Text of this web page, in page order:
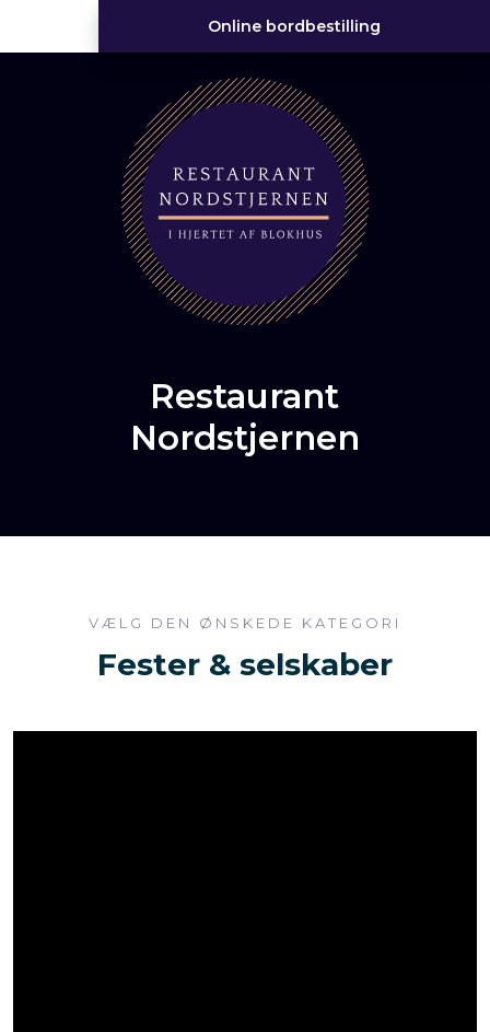
Online bordbestilling
Restaurant
Nordstjernen
VÆLG DEN ØNSKEDE KATEGORI​
Fester & selskaber